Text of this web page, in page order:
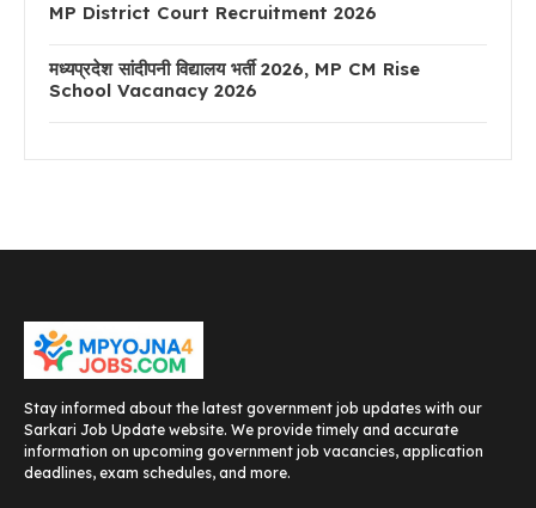
MP District Court Recruitment 2026
मध्यप्रदेश सांदीपनी विद्यालय भर्ती 2026, MP CM Rise
School Vacanacy 2026
Stay informed about the latest government job updates with our
Sarkari Job Update website. We provide timely and accurate
information on upcoming government job vacancies, application
deadlines, exam schedules, and more.